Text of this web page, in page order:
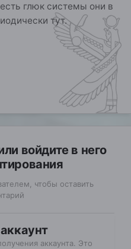
глюк системы они в
тут.
войдите в него
чтобы оставить
аккаунта. Это